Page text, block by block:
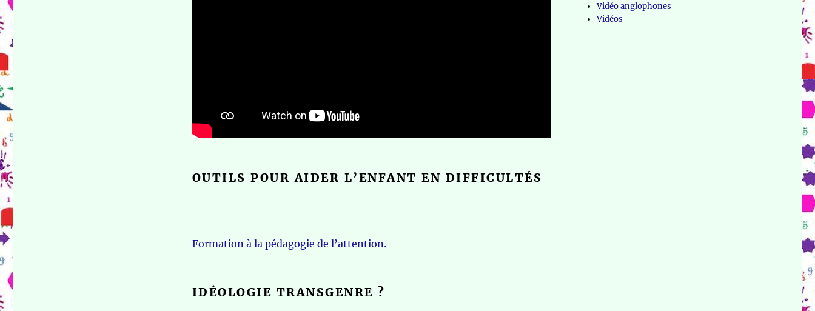
OUTILS POUR AIDER L’ENFANT EN DIFFICULTÉS
Formation à la pédagogie de l’attention.
IDÉOLOGIE TRANSGENRE ?
Vidéo anglophones
Vidéos